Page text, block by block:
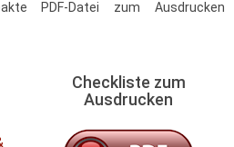
PDF-Datei zum Ausdrucken
Checkliste zum
Ausdrucken